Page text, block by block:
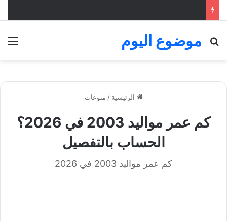
موضوع اليوم
بحث عن
الرئيسية / منوعات
كم عمر مواليد 2003 في 2026؟
الحساب بالتفصيل
كم عمر مواليد 2003 في 2026